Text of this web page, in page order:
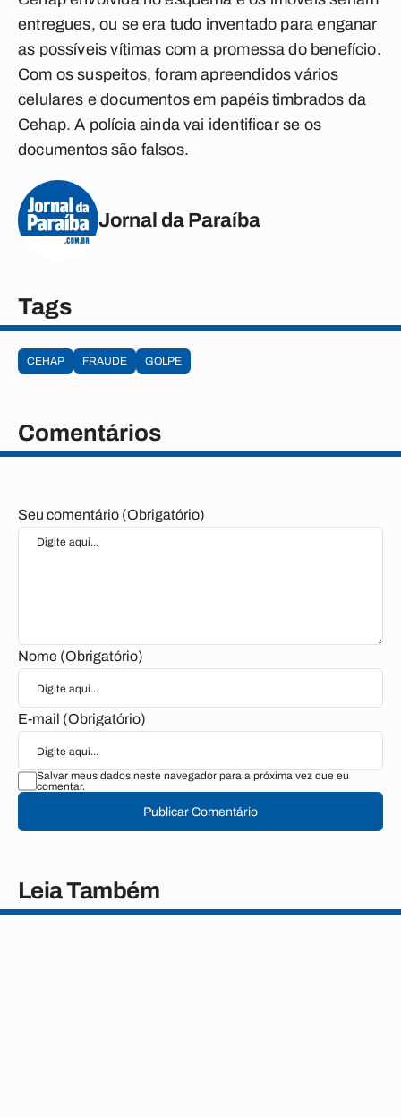
entregues, ou se era tudo inventado para enganar
as possíveis vítimas com a promessa do benefício.
Com os suspeitos, foram apreendidos vários
celulares e documentos em papéis timbrados da
Cehap. A polícia ainda vai identificar se os
documentos são falsos.
Jornal da Paraíba
Tags
CEHAP FRAUDE GOLPE
Comentários
Seu comentário (Obrigatório)
Nome (Obrigatório)
E-mail (Obrigatório)
Salvar meus dados neste navegador para a próxima vez que eu
comentar.
Publicar Comentário
Leia Também